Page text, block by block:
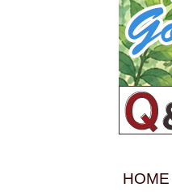
HOME